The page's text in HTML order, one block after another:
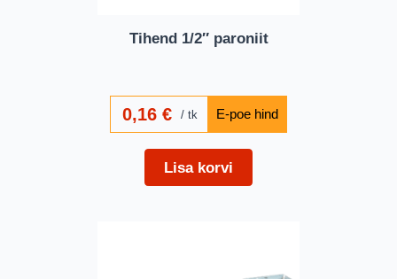
Tihend 1/2″ paroniit
0,16€ tk
Lisa korvi